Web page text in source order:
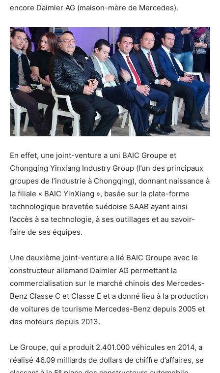
encore Daimler AG (maison-mère de Mercedes).
En effet, une joint-venture a uni BAIC Groupe et
Chongqing Yinxiang Industry Group (l’un des principaux
groupes de l’industrie à Chongqing), donnant naissance à
la filiale « BAIC YinXiang », basée sur la plate-forme
technologique brevetée suédoise SAAB ayant ainsi
l’accès à sa technologie, à ses outillages et au savoir-
faire de ses équipes.
Une deuxième joint-venture a lié BAIC Groupe avec le
constructeur allemand Daimler AG permettant la
commercialisation sur le marché chinois des Mercedes-
Benz Classe C et Classe E et a donné lieu à la production
de voitures de tourisme Mercedes-Benz depuis 2005 et
des moteurs depuis 2013.
Le Groupe, qui a produit 2.401.000 véhicules en 2014, a
réalisé 46.09 milliards de dollars de chiffre d’affaires, se
e